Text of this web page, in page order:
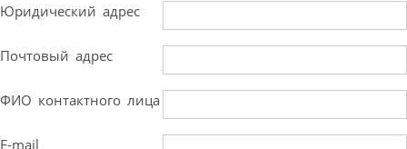
Юридический адрес
Почтовый адрес
ФИО контактного лица
E-mail